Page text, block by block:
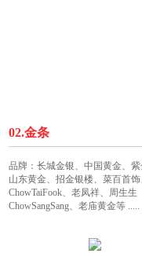
02.金条
品牌：长城金银、中国黄金、紫
山东黄金、招金银楼、菜百首
ChowTaiFook、老凤祥、周生生
ChowSangSang、老庙黄金等 .....